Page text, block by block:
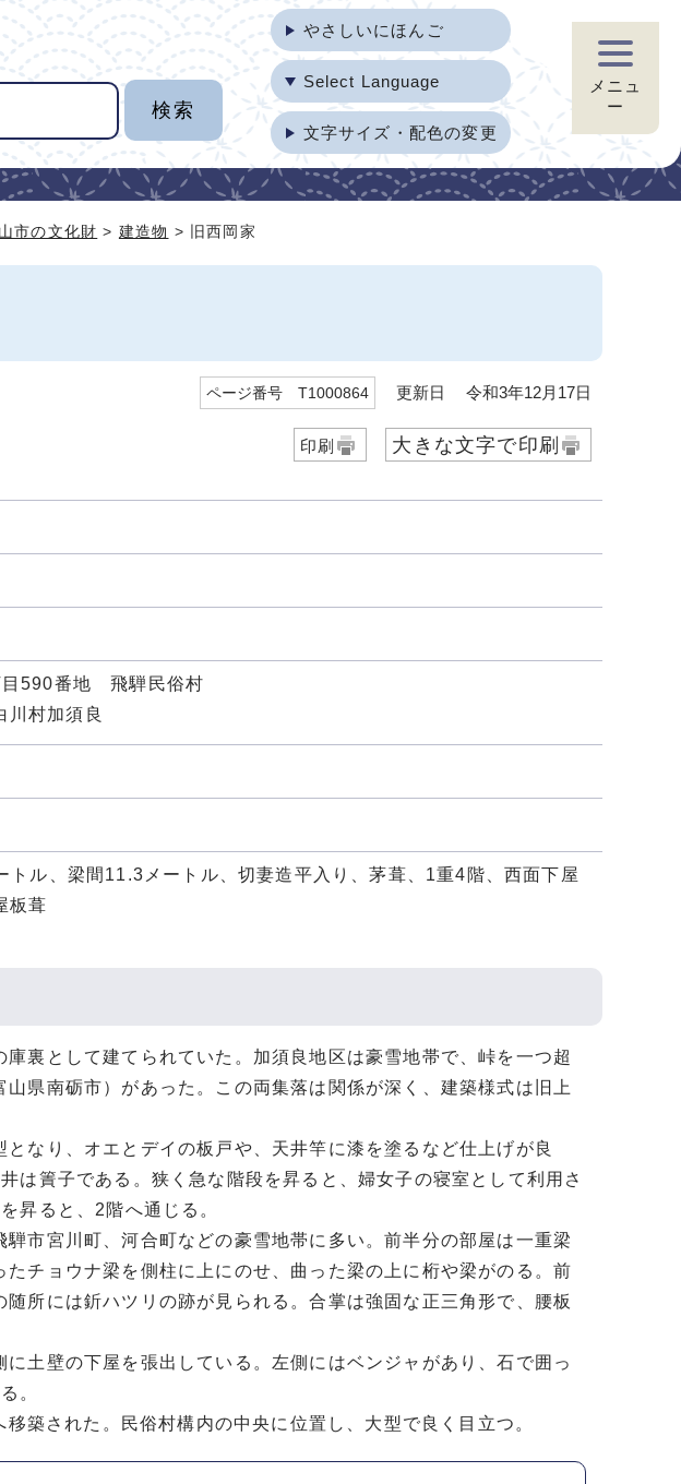
やさしいにほんご
Select Language
文字サイズ・配色の変更
メニュ
ー
市の文化財 > 建造物 > 旧西岡家
ページ番号 T1000864 更新日 令和3年12月17日
印刷 大きな文字で印刷
目590番地 飛騨民俗村
川村加須良
トル、梁間11.3メートル、切妻造平入り、茅葺、1重4階、西面下屋
板葺
裏として建てられていた。加須良地区は豪雪地帯で、峠を一つ超
県南砺市）があった。この両集落は関係が深く、建築様式は旧上
なり、オエとデイの板戸や、天井竿に漆を塗るなど仕上げが良
は簀子である。狭く急な階段を昇ると、婦女子の寝室として利用さ
昇ると、2階へ通じる。
市宮川町、河合町などの豪雪地帯に多い。前半分の部屋は一重梁
チョウナ梁を側柱に上にのせ、曲った梁の上に桁や梁がのる。前
所には釿ハツリの跡が見られる。合掌は強固な正三角形で、腰板
土壁の下屋を張出している。左側にはベンジャがあり、石で囲っ
。
築された。民俗村構内の中央に位置し、大型で良く目立つ。